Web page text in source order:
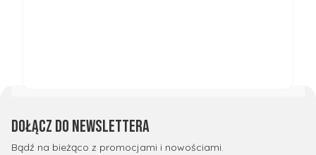
Dołącz do newslettera
Bądź na bieżąco z promocjami i nowościami.